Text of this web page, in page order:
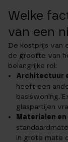
Welke
van een
De kostprijs van
de grootte van
belangrijke rol:
Architectuur
heeft een
basiswoning.
glaspartijen
Materialen
in grote mate